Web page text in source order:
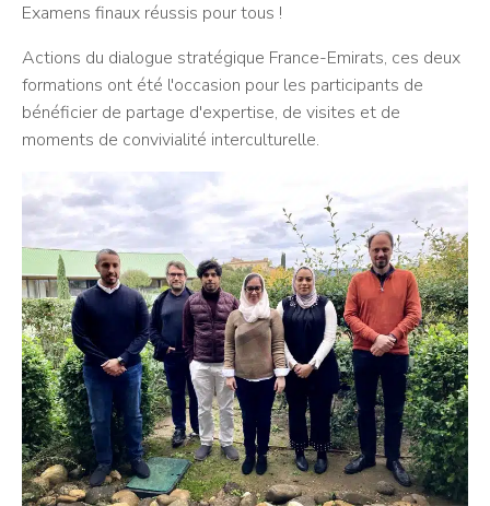
Examens finaux réussis pour tous !
Actions du dialogue stratégique France-Emirats, ces deux
formations ont été l'occasion pour les participants de
bénéficier de partage d'expertise, de visites et de
moments de convivialité interculturelle.